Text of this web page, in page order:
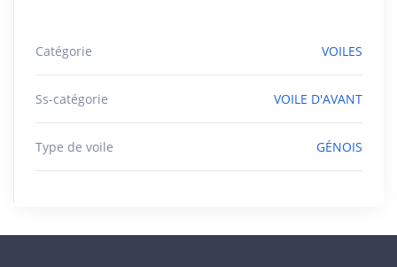
Catégorie VOILES
Ss-catégorie VOILE D'AVANT
Type de voile GÉNOIS